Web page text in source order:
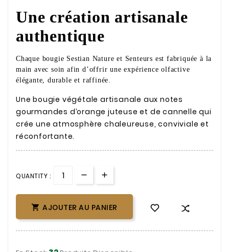
Une création artisanale
authentique
Chaque bougie Sestian Nature et Senteurs est fabriquée à la
main avec soin afin d’offrir une expérience olfactive
élégante, durable et raffinée.
Une bougie végétale artisanale aux notes
gourmandes d’orange juteuse et de cannelle qui
crée une atmosphère chaleureuse, conviviale et
réconfortante.
QUANTITY :
 AJOUTER AU PANIER